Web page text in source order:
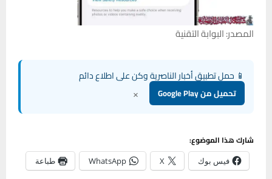
المصدر: البوابة التقنية
📱 حمل تطبيق أخبار الناصرية وكن على اطلاع دائم
تحميل من Google Play ×
شارك هذا الموضوع:
فيس بوك X
WhatsApp طباعة